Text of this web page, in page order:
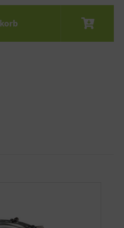
ein oder benutze